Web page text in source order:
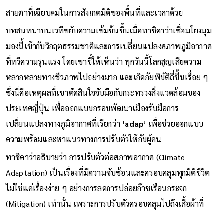
สายตาที่เฉียบคมในการสังเกตมิติของพื้นที่และเวลาด้วย
บทสนทนาบนเวทีขยับความเข้มข้นขึ้นเมื่อทาชิคาว่าเชื่อมโยงมุม
มองนี้เข้ากับวิกฤตธรรมชาติและการเปลี่ยนแปลงสภาพภูมิอากาศ
ที่ทวีความรุนแรง โดยเขาชี้ให้เห็นว่า ทุกวันนี้โลกสูญเสียความ
หลากหลายทางชีวภาพไปอย่างมาก และเกิดภัยพิบัติถี่ขึ้นเรื่อย ๆ
ซึ่งนี่คือเหตุผลที่เขาตัดสินใจจับมือกับกระทรวงสิ่งแวดล้อมของ
ประเทศญี่ปุ่น เพื่อออกแบบกรอบพัฒนาเมืองรับมือการ
เปลี่ยนแปลงทางภูมิอากาศที่เรียกว่า ‘adap’ เพื่อช่วยออกแบบ
ความพร้อมและหาแนวทางการปรับตัวให้กับผู้คน
ทาชิคาว่าอธิบายว่า การปรับตัวต่อสภาพอากาศ (Climate
Adaptation) เป็นเรื่องที่มีความซับซ้อนและครอบคลุมทุกมิติชีวิต
ไม่ใช่แค่เรื่องง่าย ๆ อย่างการลดการปล่อยก๊าซเรือนกระจก
(Mitigation) เท่านั้น เพราะการปรับตัวครอบคลุมไปถึงเสื้อผ้าที่